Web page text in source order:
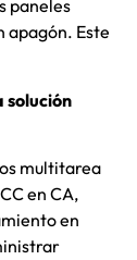
paneles
apagón. Este
solución
multitarea
en CA,
en